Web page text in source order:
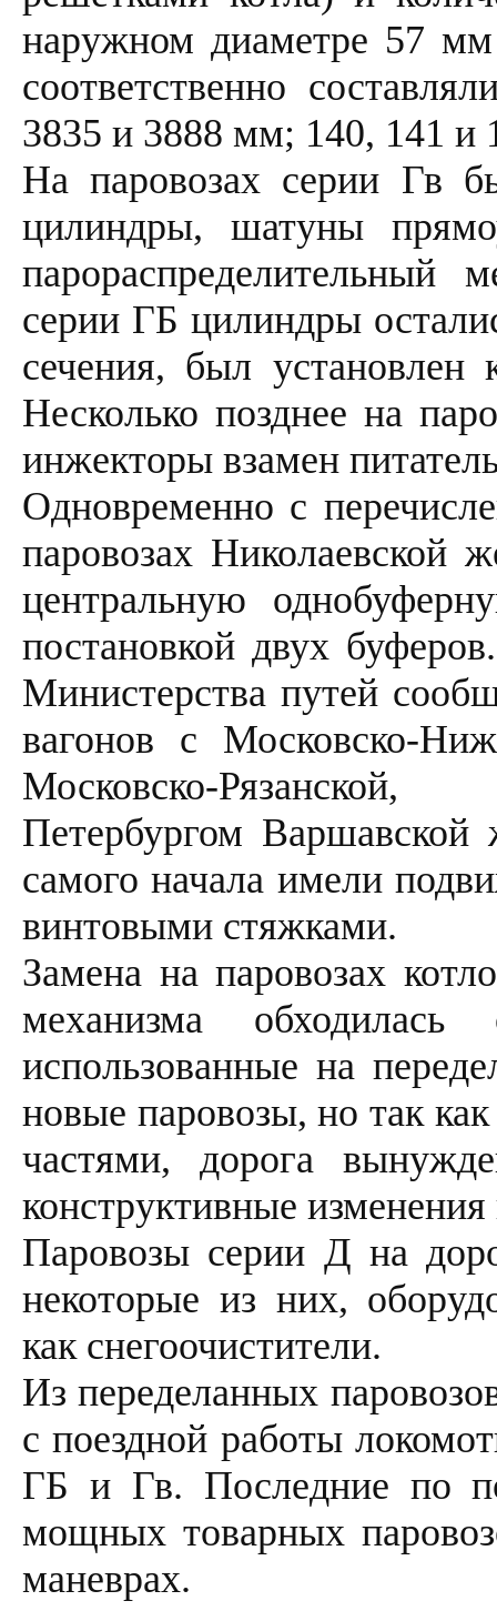
наружном диаметре 57
соответственно
3835 и 3888 мм; 140, 141 и
На паровозах серии Гв
цилиндры, шатуны
парораспределительный
серии ГБ цилиндры
сечения, был установлен
Несколько позднее на
инжекторы взамен
Одновременно с
паровозах Николаевской
центральную
постановкой двух
Министерства путей
вагонов с Московско-
Московско-
Петербургом
самого начала имели
винтовыми стяжками.
Замена на паровозах
механизма
использованные на
новые паровозы, но так
частями, дорога
конструктивные
Паровозы серии Д на
некоторые из них,
как снегоочистители.
Из переделанных
с поездной работы
ГБ и Гв. Последние по
мощных товарных
маневрах.